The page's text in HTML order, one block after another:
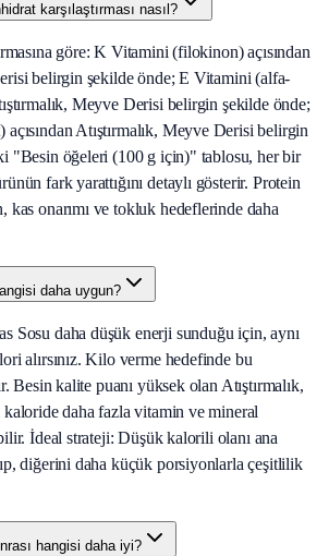
karşılaştırması nasıl?
göre: K Vitamini (filokinon) açısından
belirgin şekilde önde; E Vitamini (alfa-
Meyve Derisi belirgin şekilde önde;
Atıştırmalık, Meyve Derisi belirgin
"Besin öğeleri (100 g için)" tablosu, her bir
fark yarattığını detaylı gösterir. Protein
kas onarımı ve tokluk hedeflerinde daha
daha uygun?
Sosu daha düşük enerji sunduğu için, aynı
alırsınız. Kilo verme hedefinde bu
Besin kalite puanı yüksek olan Atıştırmalık,
daha fazla vitamin ve mineral
İdeal strateji: Düşük kalorili olanı ana
diğerini daha küçük porsiyonlarla çeşitlilik
hangisi daha iyi?